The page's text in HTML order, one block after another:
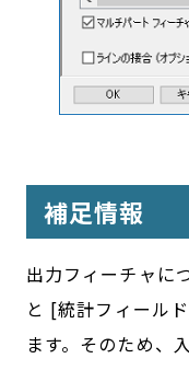
補足情報
出力フィーチャに
と [統計フィール
ます。そのため、